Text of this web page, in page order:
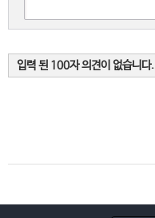
입력 된 100자 의견이 없습니다.